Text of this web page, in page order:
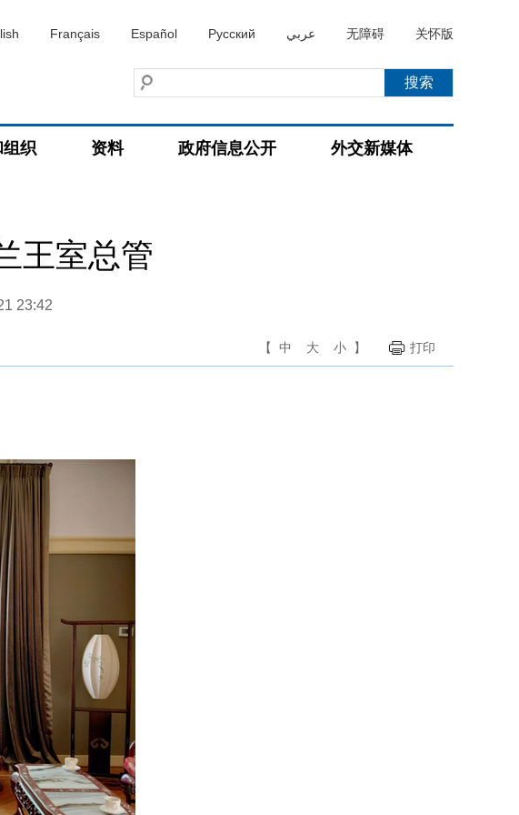
Français Español Русский عربي 无障碍 关怀版
组织 资料 政府信息公开 外交新媒体
王室总管
23:42
【 中 大 小 】 打印